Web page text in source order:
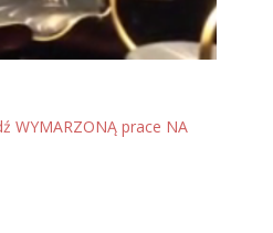
WYMARZONĄ prace NA